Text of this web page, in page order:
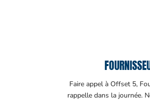
Faire appel à Offset 5,
rappelle dans la journée.